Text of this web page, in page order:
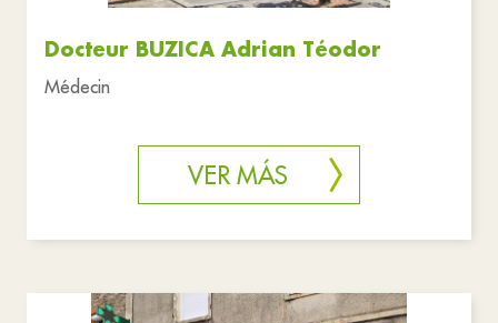
Docteur BUZICA Adrian Téodor
Médecin
VER MÁS